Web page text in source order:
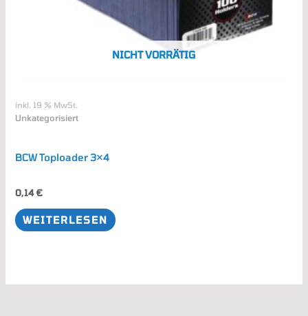
NICHT VORRÄTIG
inkl. 19 % MwSt.
Unkategorisiert
BCW Toploader 3×4
0,14€
WEITERLESEN